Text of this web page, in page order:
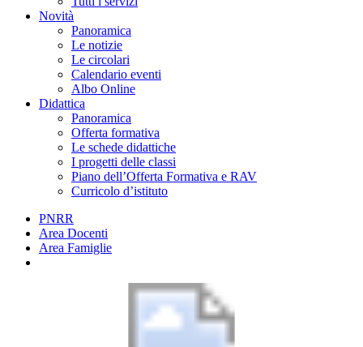
Novità
Panoramica
Le notizie
Le circolari
Calendario eventi
Albo Online
Didattica
Panoramica
Offerta formativa
Le schede didattiche
I progetti delle classi
Piano dell’Offerta Formativa e RAV
Curricolo d’istituto
PNRR
Area Docenti
Area Famiglie